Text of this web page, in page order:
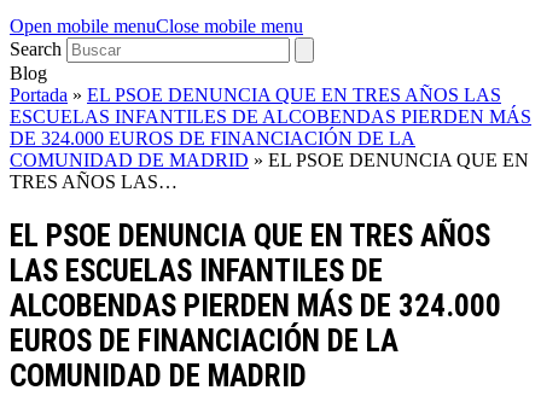
Open mobile menuClose mobile menu
Search
Blog
Portada » EL PSOE DENUNCIA QUE EN TRES AÑOS LAS
ESCUELAS INFANTILES DE ALCOBENDAS PIERDEN MÁS
DE 324.000 EUROS DE FINANCIACIÓN DE LA
COMUNIDAD DE MADRID » EL PSOE DENUNCIA QUE EN
TRES AÑOS LAS…
EL PSOE DENUNCIA QUE EN TRES AÑOS
LAS ESCUELAS INFANTILES DE
ALCOBENDAS PIERDEN MÁS DE 324.000
EUROS DE FINANCIACIÓN DE LA
COMUNIDAD DE MADRID